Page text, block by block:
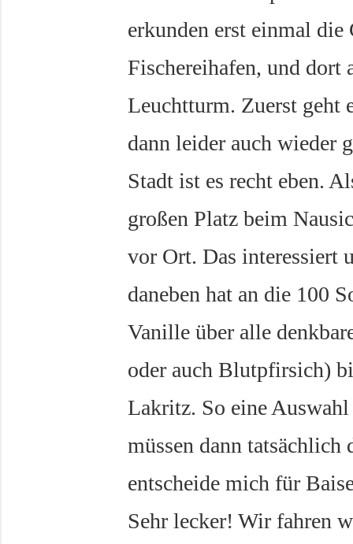
erkunden erst einmal
Fischereihafen, und dort
Leuchtturm. Zuerst geht
dann leider auch wieder
Stadt ist es recht eben.
großen Platz beim
vor Ort. Das interessiert
daneben hat an die 100
Vanille über alle
oder auch Blutpfirsich)
Lakritz. So eine
müssen dann
entscheide mich für
Sehr lecker! Wir fahren